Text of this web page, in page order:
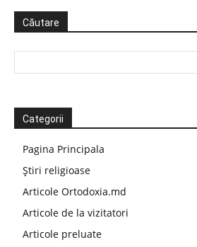
Căutare
Categorii
Pagina Principala
Știri religioase
Articole Ortodoxia.md
Articole de la vizitatori
Articole preluate